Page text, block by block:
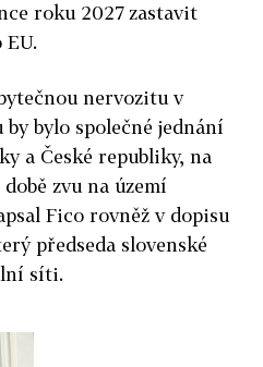
roku 2027 zastavit
EU.
nervozitu v
bylo společné jednání
a České republiky, na
zvu na území
Fico rovněž v dopisu
předseda slovenské
síti.